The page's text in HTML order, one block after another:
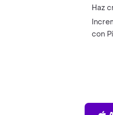
Haz
con